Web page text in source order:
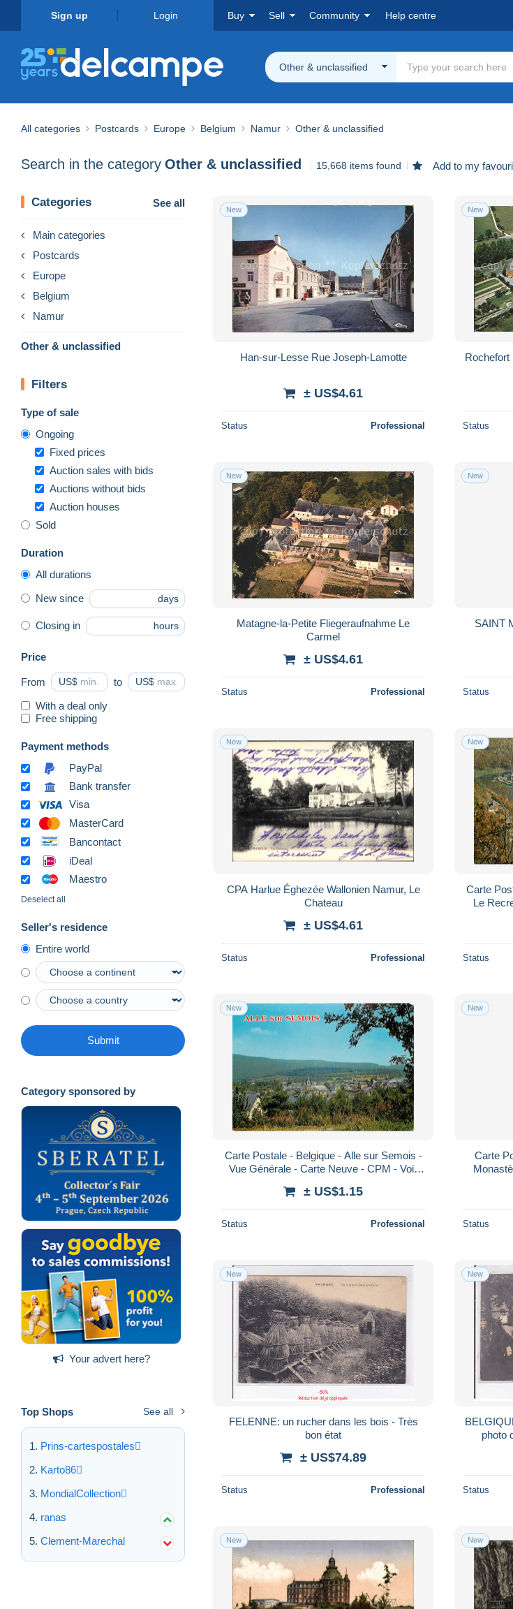
Sign up Login Buy Sell Community Help centre
Other & unclassified
All categories Postcards Europe Belgium Namur Other & unclassified
Search in the category Other & unclassified 15,668 items found Add to my
Categories See all
Main categories
Postcards
Europe
Belgium
Namur
Other & unclassified
Filters
Type of sale
Ongoing
Fixed prices
Auction sales with bids
Auctions without bids
Auction houses
Sold
Duration
All durations
New since days
Closing in hours
Price
From US$ to US$
With a deal only
Free shipping
Payment methods
PayPal
Bank transfer
Visa
MasterCard
Bancontact
iDeal
Maestro
Deselect all
Seller's residence
Entire world
Submit
Category sponsored by
Your advert here?
Top Shops See all
Prins-cartespostales
Karto86
MondialCollection
ranas
Clement-Marechal
New
Han-sur-Lesse Rue Joseph-Lamotte
± US$4.61
Status Professional
New
Rochefort
Status
New
Matagne-la-Petite Fliegeraufnahme Le
Carmel
± US$4.61
Status Professional
New
SAINT
Status
New
CPA Harlue Éghezée Wallonien Namur, Le
Chateau
± US$4.61
Status Professional
New
Carte
Le
Status
New
Carte Postale - Belgique - Alle sur Semois -
Vue Générale - Carte Neuve - CPM - Voir
± US$1.15
Status Professional
New
Carte
Status
New
FELENNE: un rucher dans les bois - Très
bon état
± US$74.89
Status Professional
New
photo
Status
New New